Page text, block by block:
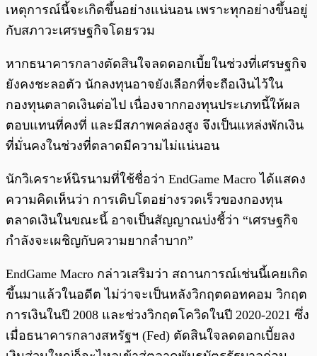
เหตุการณ์นี้จะเกิดขึ้นอย่างแน่นอน เพราะทุกอย่างขึ้นอยู่
กับสภาวะเศรษฐกิจโดยรวม
หากธนาคารกลางตัดสินใจลดดอกเบี้ยในช่วงที่เศรษฐกิจ
ยังคงชะลอตัว นักลงทุนอาจยังเลือกที่จะถือเงินไว้ใน
กองทุนตลาดเงินต่อไป เนื่องจากกองทุนประเภทนี้ให้ผล
ตอบแทนที่คงที่ และมีสภาพคล่องสูง จึงเป็นแหล่งพักเงิน
ที่มั่นคงในช่วงที่ตลาดมีความไม่แน่นอน
นักวิเคราะห์นิรนามที่ใช้ชื่อว่า EndGame Macro ได้แสดง
ความคิดเห็นว่า การเติบโตอย่างรวดเร็วของกองทุน
ตลาดเงินในขณะนี้ อาจเป็นสัญญาณบ่งชี้ว่า “เศรษฐกิจ
กำลังจะเผชิญกับความยากลำบาก”
EndGame Macro กล่าวเสริมว่า สถานการณ์เช่นนี้เคยเกิด
ขึ้นมาแล้วในอดีต ไม่ว่าจะเป็นหลังวิกฤตดอทคอม วิกฤต
การเงินในปี 2008 และช่วงวิกฤตโควิดในปี 2020-2021 ซึ่ง
เมื่อธนาคารกลางสหรัฐฯ (Fed) ตัดสินใจลดดอกเบี้ยลง